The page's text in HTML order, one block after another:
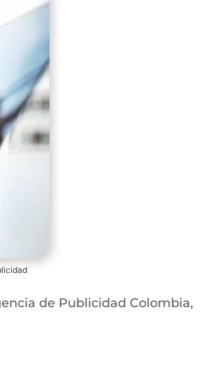
de Publicidad Colombia,